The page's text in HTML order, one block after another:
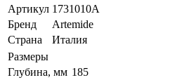
Артикул 1731010A
Бренд
Artemide
Страна
Италия
Размеры
Глубина, мм 185